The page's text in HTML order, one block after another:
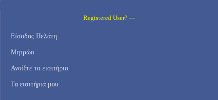
Registered User? —
Είσοδος Πελάτη
Μητρώο
Ανοίξτε το εισιτήριο
Τα εισιτήριά μου